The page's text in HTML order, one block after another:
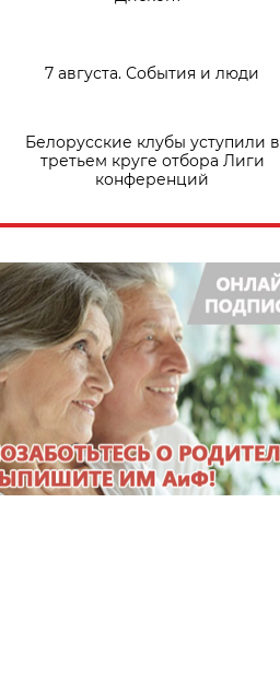
7 августа. События и люди
Белорусские клубы уступили в
третьем круге отбора Лиги
конференций